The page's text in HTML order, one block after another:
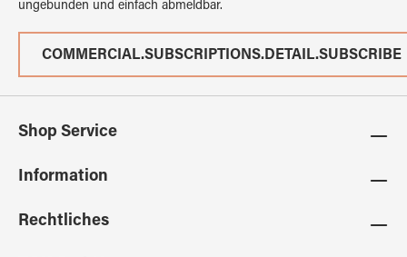
ungebunden und einfach abmeldbar.
COMMERCIAL.SUBSCRIPTIONS.DETAIL.SUBSCRIBE
Shop Service
Information
Rechtliches